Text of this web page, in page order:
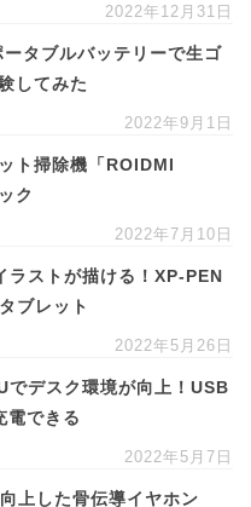
2022年12月31日
タブルバッテリーで生ゴ
してみた
2022年9月1日
ト掃除機「ROIDMI
ク
2022年7月10日
ストが描ける！XP-PEN
ブレット
2022年5月26日
でデスク環境が向上！USB
電できる
2022年5月7日
上した骨伝導イヤホン